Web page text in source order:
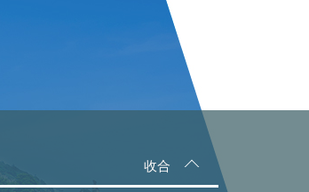
收合